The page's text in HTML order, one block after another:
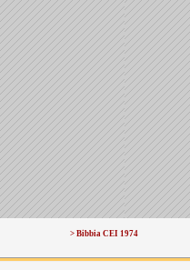
> Bibbia CEI 1974